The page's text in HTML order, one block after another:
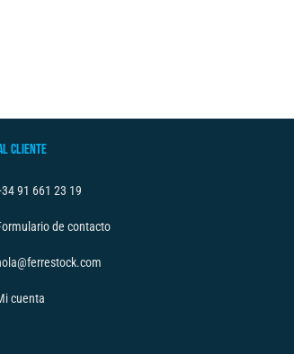
CLIENTE
91 661 23 19
de contacto
cuenta